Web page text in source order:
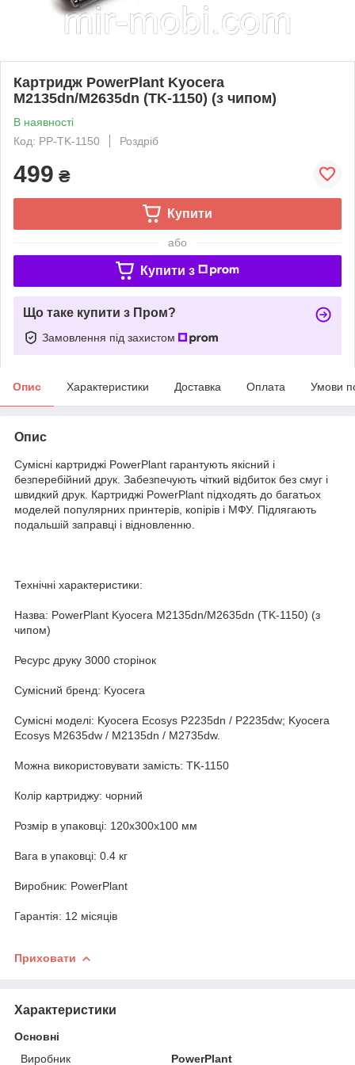
Картридж PowerPlant Kyocera
M2135dn/M2635dn (TK-1150) (з чипом)
В наявності
Код: PP-TK-1150
Роздріб
499 ₴
Купити
або
Купити з
Що таке купити з Пром?
Замовлення під захистом
Опис Характеристики Доставка Оплата Умови
Опис
Сумісні картриджі PowerPlant гарантують якісний і
безперебійний друк. Забезпечують чіткий відбиток без смуг і
швидкий друк. Картриджі PowerPlant підходять до багатьох
моделей популярних принтерів, копірів і МФУ. Підлягають
подальшій заправці і відновленню.
Технічні характеристики:
Назва: PowerPlant Kyocera M2135dn/M2635dn (TK-1150) (з
чипом)
Ресурс друку 3000 сторінок
Сумісний бренд: Kyocera
Сумісні моделі: Kyocera Ecosys P2235dn / P2235dw; Kyocera
Ecosys M2635dw / M2135dn / M2735dw.
Можна використовувати замість: TK-1150
Колір картриджу: чорний
Розмір в упаковці: 120x300x100 мм
Вага в упаковці: 0.4 кг
Виробник: PowerPlant
Гарантія: 12 місяців
Приховати
Характеристики
Основні
Виробник
PowerPlant